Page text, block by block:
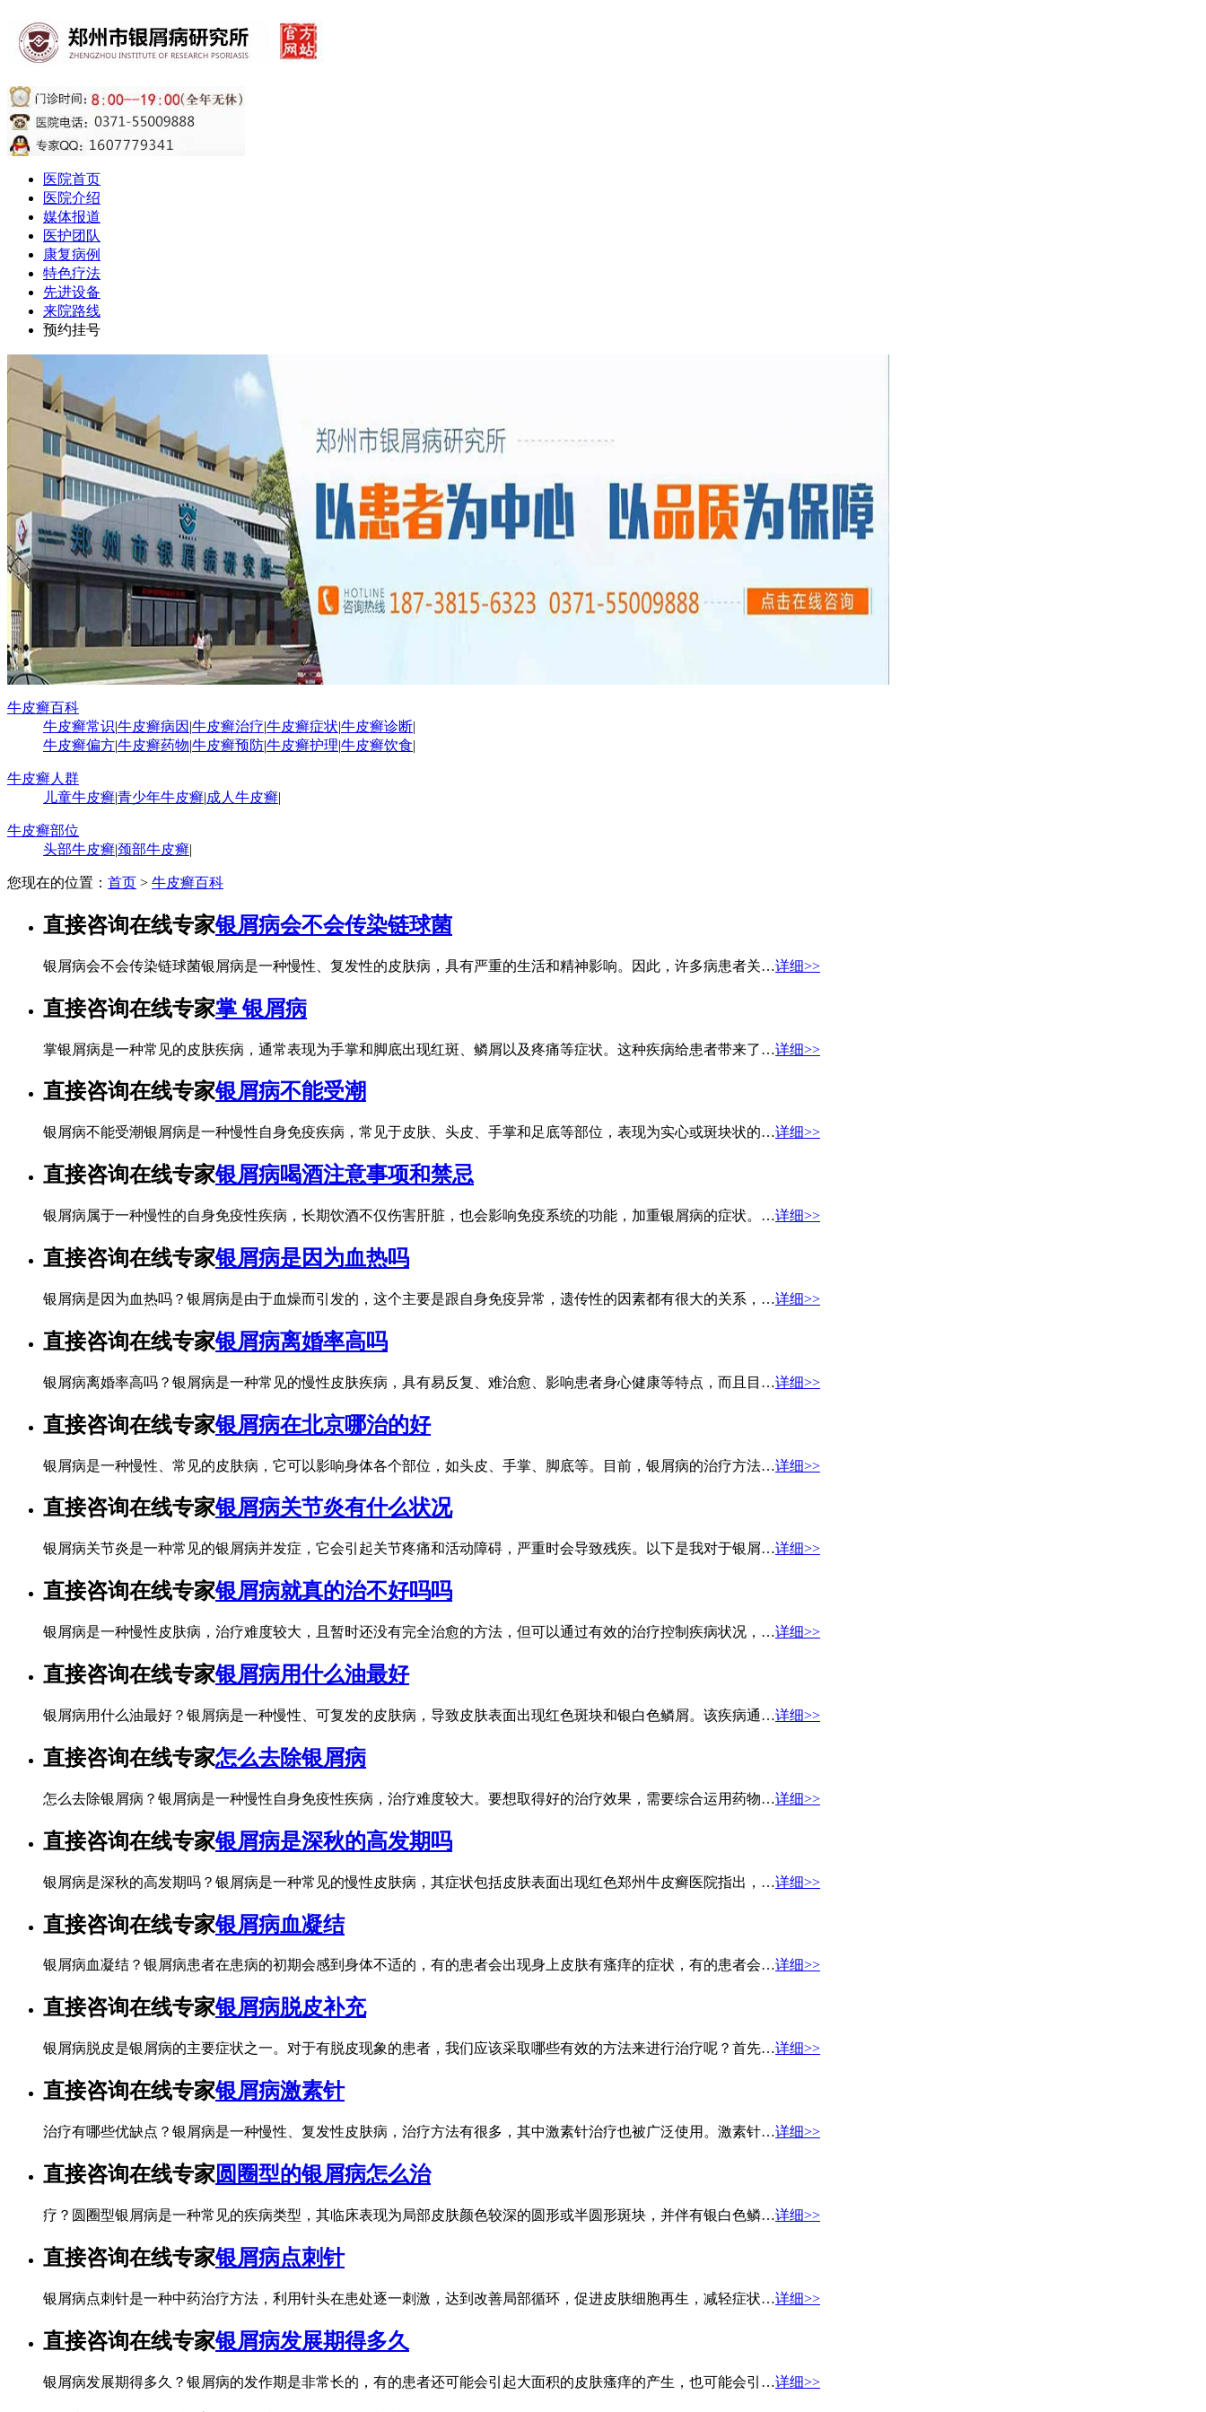
医院首页
医院介绍
媒体报道
医护团队
康复病例
特色疗法
先进设备
来院路线
预约挂号
牛皮癣百科
牛皮癣常识|牛皮癣病因 |牛皮癣治疗|牛皮癣症状|牛皮癣诊断|
牛皮癣偏方|牛皮癣药物|牛皮癣预防|牛皮癣护理|牛皮癣饮食|
牛皮癣人群
儿童牛皮癣|青少年牛皮癣|成人牛皮癣|
牛皮癣部位
头部牛皮癣|颈部牛皮癣|
您现在的位置： 首页 > 牛皮癣百科
直接咨询在线专家银屑病会不会传染链球菌
银屑病会不会传染链球菌银屑病是一种慢性、复发性的皮肤病，具有严重的生活和精神影响。因此，许多病患者关…详细>>
直接咨询在线专家掌 银屑病
掌银屑病是一种常见的皮肤疾病，通常表现为手掌和脚底出现红斑、鳞屑以及疼痛等症状。这种疾病给患者带来了…详细>>
直接咨询在线专家银屑病不能受潮
银屑病不能受潮银屑病是一种慢性自身免疫疾病，常见于皮肤、头皮、手掌和足底等部位，表现为实心或斑块状的…详细>>
直接咨询在线专家银屑病喝酒注意事项和禁忌
银屑病属于一种慢性的自身免疫性疾病，长期饮酒不仅伤害肝脏，也会影响免疫系统的功能，加重银屑病的症状。…详细>>
直接咨询在线专家银屑病是因为血热吗
银屑病是因为血热吗？银屑病是由于血燥而引发的，这个主要是跟自身免疫异常，遗传性的因素都有很大的关系，…详细>>
直接咨询在线专家银屑病离婚率高吗
银屑病离婚率高吗？银屑病是一种常见的慢性皮肤疾病，具有易反复、难治愈、影响患者身心健康等特点，而且目…详细>>
直接咨询在线专家银屑病在北京哪治的好
银屑病是一种慢性、常见的皮肤病，它可以影响身体各个部位，如头皮、手掌、脚底等。目前，银屑病的治疗方法…详细>>
直接咨询在线专家银屑病关节炎有什么状况
银屑病关节炎是一种常见的银屑病并发症，它会引起关节疼痛和活动障碍，严重时会导致残疾。以下是我对于银屑…详细>>
直接咨询在线专家银屑病就真的治不好吗吗
银屑病是一种慢性皮肤病，治疗难度较大，且暂时还没有完全治愈的方法，但可以通过有效的治疗控制疾病状况，…详细>>
直接咨询在线专家银屑病用什么油最好
银屑病用什么油最好？银屑病是一种慢性、可复发的皮肤病，导致皮肤表面出现红色斑块和银白色鳞屑。该疾病通…详细>>
直接咨询在线专家怎么去除银屑病
怎么去除银屑病？银屑病是一种慢性自身免疫性疾病，治疗难度较大。要想取得好的治疗效果，需要综合运用药物…详细>>
直接咨询在线专家银屑病是深秋的高发期吗
银屑病是深秋的高发期吗？银屑病是一种常见的慢性皮肤病，其症状包括皮肤表面出现红色郑州牛皮癣医院指出，…详细>>
直接咨询在线专家银屑病血凝结
银屑病血凝结？银屑病患者在患病的初期会感到身体不适的，有的患者会出现身上皮肤有瘙痒的症状，有的患者会…详细>>
直接咨询在线专家银屑病脱皮补充
银屑病脱皮是银屑病的主要症状之一。对于有脱皮现象的患者，我们应该采取哪些有效的方法来进行治疗呢？首先…详细>>
直接咨询在线专家银屑病激素针
治疗有哪些优缺点？银屑病是一种慢性、复发性皮肤病，治疗方法有很多，其中激素针治疗也被广泛使用。激素针…详细>>
直接咨询在线专家圆圈型的银屑病怎么治
疗？圆圈型银屑病是一种常见的疾病类型，其临床表现为局部皮肤颜色较深的圆形或半圆形斑块，并伴有银白色鳞…详细>>
直接咨询在线专家银屑病点刺针
银屑病点刺针是一种中药治疗方法，利用针头在患处逐一刺激，达到改善局部循环，促进皮肤细胞再生，减轻症状…详细>>
直接咨询在线专家银屑病发展期得多久
银屑病发展期得多久？银屑病的发作期是非常长的，有的患者还可能会引起大面积的皮肤瘙痒的产生，也可能会引…详细>>